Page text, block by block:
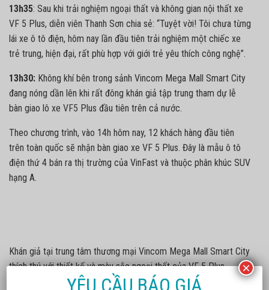
13h35: Sau khi trải nghiệm ngoại thất và không gian nội thất xe
VF 5 Plus, diễn viên Thanh Sơn chia sẻ: “Tuyệt vời! Tôi chưa từng
lái xe ô tô điện, hôm nay lần đầu tiên trải nghiệm một chiếc xe
trẻ trung, hiện đại, rất phù hợp với giới trẻ yêu thích công nghệ”.
13h30: Không khí bên trong sảnh Vincom Mega Mall Smart City
đang nóng dần lên khi rất đông khán giả tập trung tham dự lễ
bàn giao lô xe VF5 Plus đầu tiên trên cả nước.
Theo chương trình, vào 14h hôm nay, 12 khách hàng đầu tiên
trên toàn quốc sẽ nhận bàn giao xe VF 5 Plus. Đây là mẫu ô tô
điện thứ 4 bán ra thị trường của VinFast và thuộc phân khúc SUV
hạng A.
Khán giả tại trung tâm thương mại Vincom Mega Mall Smart City
thích thú với thiết kế và màu sắc ngoại thất của VF 5 Plus.
YÊU CẦU BÁO GIÁ
×